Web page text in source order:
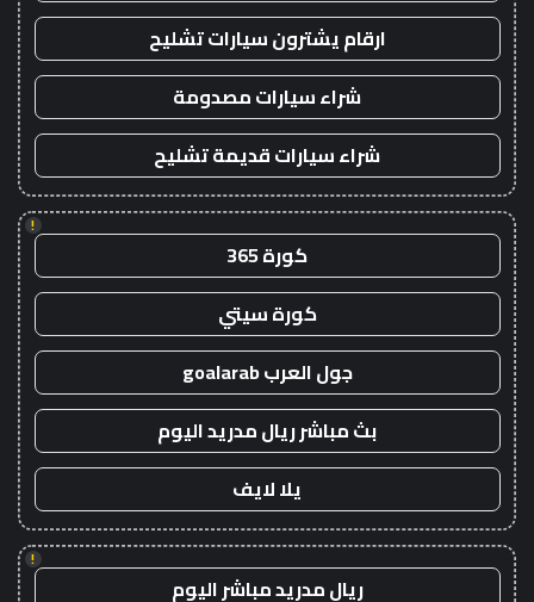
ارقام يشترون سيارات تشليح
شراء سيارات مصدومة
شراء سيارات قديمة تشليح
!
كورة 365
كورة سيتي
جول العرب goalarab
بث مباشر ريال مدريد اليوم
يلا لايف
!
ريال مدريد مباشر اليوم